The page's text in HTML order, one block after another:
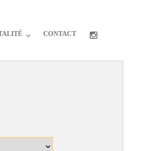
CONTACT